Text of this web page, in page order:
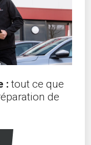
: tout ce que
de